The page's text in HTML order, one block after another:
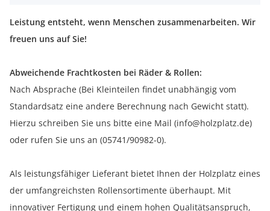
Leistung entsteht, wenn Menschen zusammenarbeiten. Wir
freuen uns auf Sie!
Abweichende Frachtkosten bei Räder & Rollen:
Nach Absprache (Bei Kleinteilen findet unabhängig vom
Standardsatz eine andere Berechnung nach Gewicht statt).
Hierzu schreiben Sie uns bitte eine Mail (info@holzplatz.de)
oder rufen Sie uns an (05741/90982-0).
Als leistungsfähiger Lieferant bietet Ihnen der Holzplatz eines
der umfangreichsten Rollensortimente überhaupt. Mit
innovativer Fertigung und einem hohen Qualitätsanspruch,